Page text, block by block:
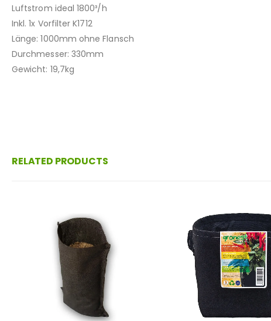
Luftstrom ideal 1800³/h
Inkl. 1x Vorfilter K1712
Länge: 1000mm ohne Flansch
Durchmesser: 330mm
Gewicht: 19,7kg
RELATED PRODUCTS